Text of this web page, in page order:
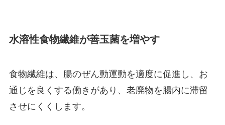
水溶性食物繊維が善玉菌を増やす
食物繊維は、腸のぜん動運動を適度に促進し、お
通じを良くする働きがあり、老廃物を腸内に滞留
させにくくします。